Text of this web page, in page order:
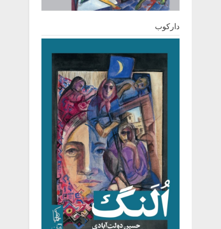
دارکوب